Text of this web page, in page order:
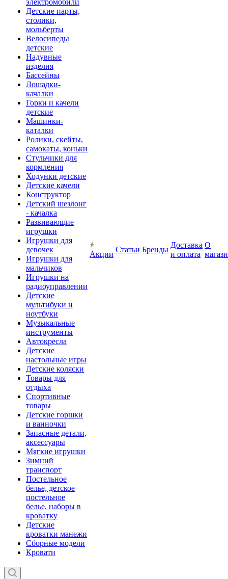
электромобили
Детские парты,
столики,
мольберты
Велосипеды
детские
Надувные
изделия
Бассейны
Лошадки-
качалки
Горки и качели
детские
Машинки-
каталки
Ролики, скейты,
самокаты, коньки
Стульчики для
кормления
Ходунки детские
Детские качели
Конструктор
Детский шезлонг
- качалка
Развивающие
игрушки
Игрушки для
девочек
Игрушки для
мальчиков
Игрушки на
радиоуправлении
Детские
мультибуки и
ноутбуки
Музыкальные
инструменты
Автокресла
Детские
настольные игры
Детские коляски
Товары для
отдыха
Спортивные
товары
Детские горшки
и ванночки
Запасные детали,
аксессуары
Мягкие игрушки
Зимний
транспорт
Постельное
белье, детское
постельное
белье, наборы в
кроватку
Детские
кроватки манежи
Сборные модели
Кровати
Акции
Статьи Бренды
Доставка
и оплата
О